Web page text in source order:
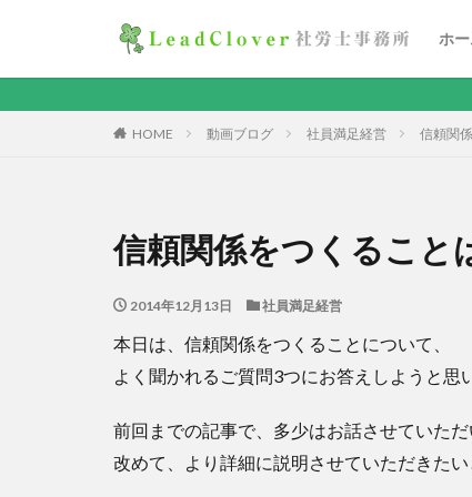
ホ
地
HOME 動画ブログ 社員満足経営 信頼関
信頼関係をつくること
2014年12月13日 社員満足経営
本日は、信頼関係をつくることについて、
よく聞かれるご質問3つにお答えしようと思
前回までの記事で、多少はお話させていただ
改めて、より詳細に説明させていただきたい